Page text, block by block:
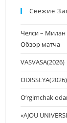
Свежие
Челси –
Обзор матча
VASVASA(2026)
ODISSEYA(2026)
O‘rgimchak
«AJOU